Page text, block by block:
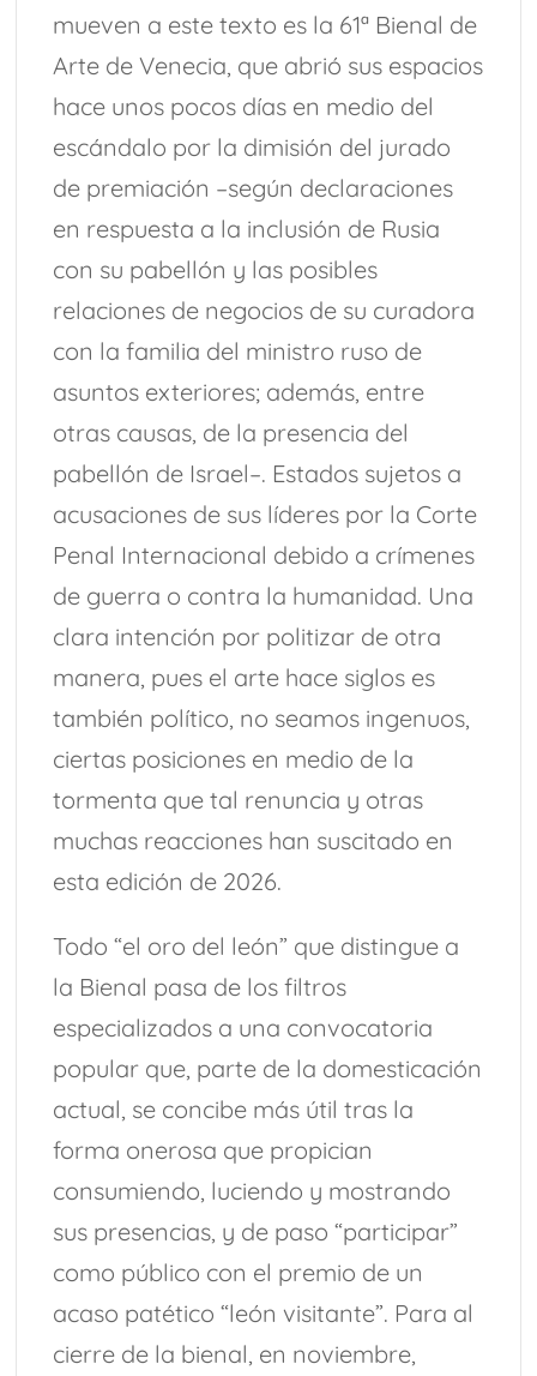
mueven a este texto es la 61ª Bienal de
Arte de Venecia, que abrió sus espacios
hace unos pocos días en medio del
escándalo por la dimisión del jurado
de premiación –según declaraciones
en respuesta a la inclusión de Rusia
con su pabellón y las posibles
relaciones de negocios de su curadora
con la familia del ministro ruso de
asuntos exteriores; además, entre
otras causas, de la presencia del
pabellón de Israel–. Estados sujetos a
acusaciones de sus líderes por la Corte
Penal Internacional debido a crímenes
de guerra o contra la humanidad. Una
clara intención por politizar de otra
manera, pues el arte hace siglos es
también político, no seamos ingenuos,
ciertas posiciones en medio de la
tormenta que tal renuncia y otras
muchas reacciones han suscitado en
esta edición de 2026.
Todo “el oro del león” que distingue a
la Bienal pasa de los filtros
especializados a una convocatoria
popular que, parte de la domesticación
actual, se concibe más útil tras la
forma onerosa que propician
consumiendo, luciendo y mostrando
sus presencias, y de paso “participar”
como público con el premio de un
acaso patético “león visitante”. Para al
cierre de la bienal, en noviembre,